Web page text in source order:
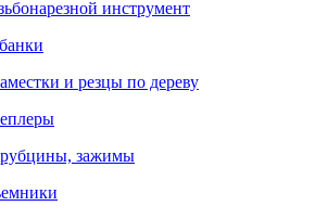
инструмент
и резцы по дереву
зажимы